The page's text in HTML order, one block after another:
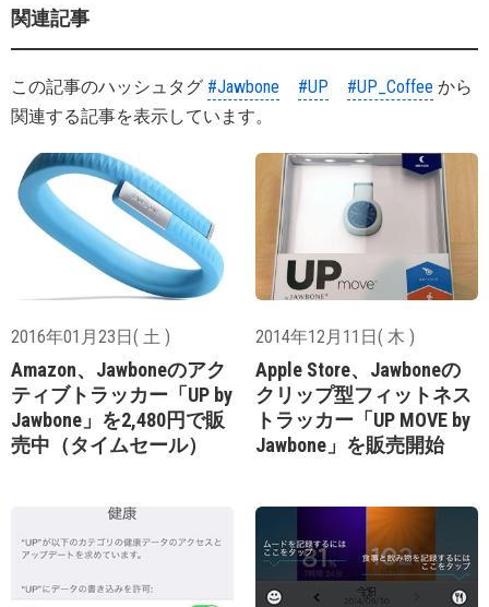
関連記事
この記事のハッシュタグ #Jawbone #UP #UP_Coffee から
関連する記事を表示しています。
2016年01月23日( 土 )
Amazon、Jawboneのアク
ティブトラッカー「UP by
Jawbone」を2,480円で販
売中（タイムセール）
2014年12月11日( 木 )
Apple Store、Jawboneの
クリップ型フィットネス
トラッカー「UP MOVE by
Jawbone」を販売開始